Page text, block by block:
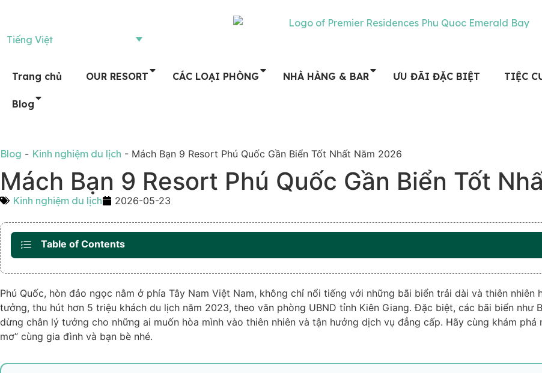
Tiếng Việt
Trang chủ OUR RESORT CÁC LOẠI PHÒNG NHÀ HÀNG & BAR ƯU ĐÃI ĐẶC BIỆT TIỆC
Blog
Blog - Kinh nghiệm du lịch - Mách Bạn 9 Resort Phú Quốc Gần Biển Tốt Nhất Năm 2026
Mách Bạn 9 Resort Phú Quốc Gần Biển Tốt
Kinh nghiệm du lịch 2026-05-23
Table of Contents
Phú Quốc, hòn đảo ngọc nằm ở phía Tây Nam Việt Nam, không chỉ nổi tiếng với những bãi biển trải dài và thiên
tưởng, thu hút hơn 5 triệu khách du lịch năm 2023, theo văn phòng UBND tỉnh Kiên Giang. Đặc biệt, các bãi biển như
dừng chân lý tưởng cho những ai muốn hòa mình vào thiên nhiên và tận hưởng dịch vụ đẳng cấp. Hãy cùng khám
mơ” cùng gia đình và bạn bè nhé.